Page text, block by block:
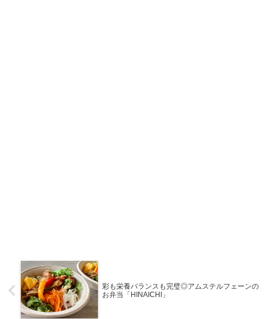
彩も栄養バランスも完璧◎アムステルフェーンの
お弁当「HINAICHI」